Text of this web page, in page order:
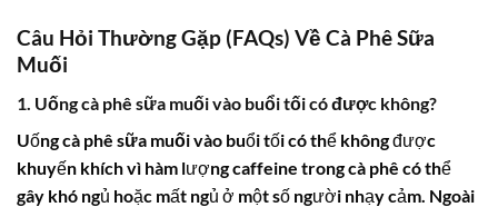
Câu Hỏi Thường Gặp (FAQs) Về Cà Phê Sữa
Muối
1. Uống cà phê sữa muối vào buổi tối có được không?
Uốngcà phê sữa muốivào buổi tối có thể không được
khuyến khích vì hàm lượng caffeine trong cà phê có thể
gây khó ngủ hoặc mất ngủ ở một số người nhạy cảm. Ngoài